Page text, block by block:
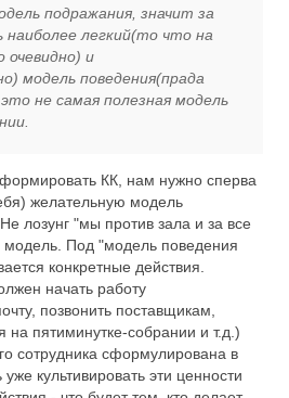
подражания, значит за
наиболее легкий(то что на
очевидно) и
модель поведения(прада
не самая полезная модель
КК, нам нужно сперва
желательную модель
лозунг "мы против зала и за все
модель. Под "модель поведения
конкретные действия.
начать работу
позвонить поставщикам,
на пятиминутке-собрании и т.д.)
сотрудника сформулирована в
культивировать эти ценности